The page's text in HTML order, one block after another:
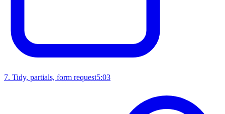
7. Tidy, partials, form request5:03